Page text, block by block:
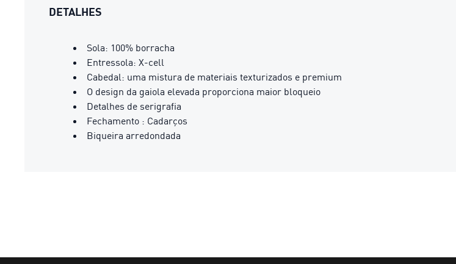
DETALHES
Sola: 100% borracha
Entressola: X-cell
Cabedal: uma mistura de materiais texturizados e premium
O design da gaiola elevada proporciona maior bloqueio
Detalhes de serigrafia
Fechamento : Cadarços
Biqueira arredondada